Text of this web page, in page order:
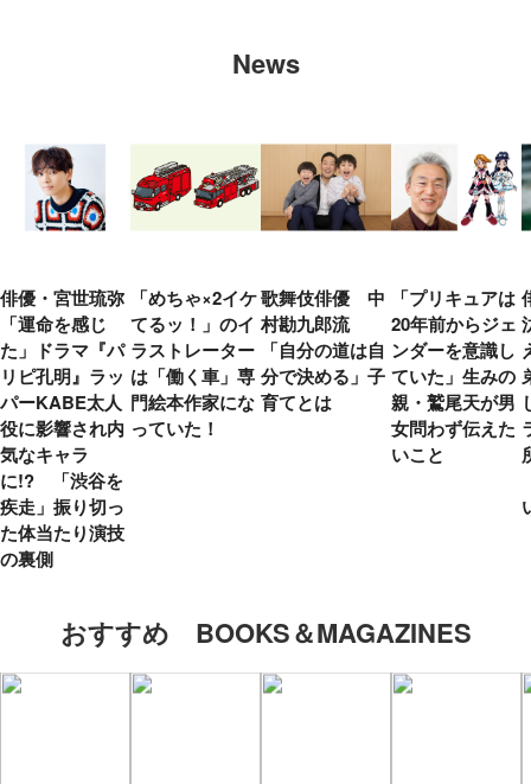
News
俳優・宮世琉弥
「運命を感じ
た」ドラマ『パ
リピ孔明』ラッ
パーKABE太人
役に影響され内
気なキャラ
に!? 「渋谷を
疾走」振り切っ
た体当たり演技
の裏側
「めちゃ×2イケ
てるッ！」のイ
ラストレーター
は「働く車」専
門絵本作家にな
っていた！
歌舞伎俳優 中
村勘九郎流
「自分の道は自
分で決める」子
育てとは
「プリキュアは
20年前からジェ
ンダーを意識し
ていた」生みの
親・鷲尾天が男
女問わず伝えた
いこと
おすすめ BOOKS＆MAGAZINES